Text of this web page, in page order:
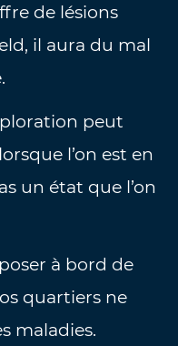
de lésions
il aura du mal
peut
l’on est en
un état que l’on
à bord de
quartiers ne
maladies.